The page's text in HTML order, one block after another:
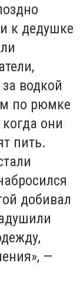
к дедушке
водкой
по рюмке
они
пить.
добивал
—